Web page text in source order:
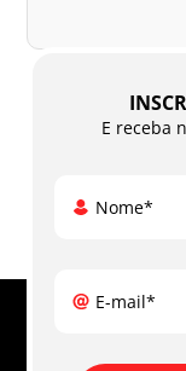
E receba
Nome*
E-mail*